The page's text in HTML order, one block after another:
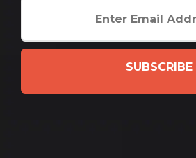
SUBSCRIBE